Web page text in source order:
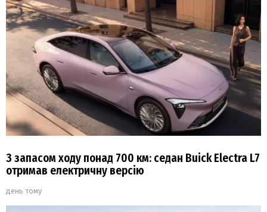
З запасом ходу понад 700 км: седан Buick Electra L7
отримав електричну версію
день тому